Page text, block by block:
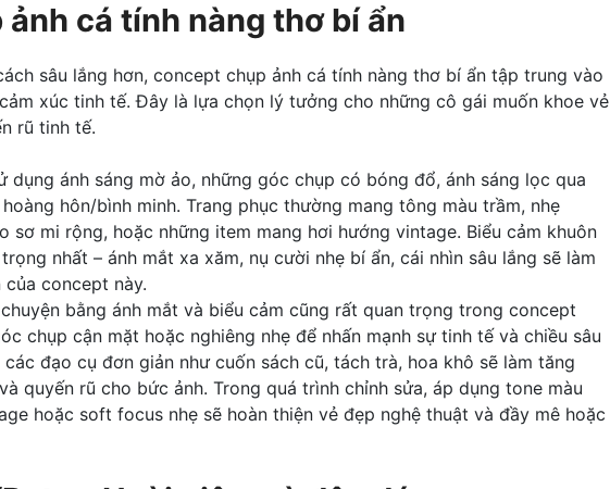
cá tính nàng thơ bí ẩn
sâu lắng hơn, concept chụp ảnh cá tính nàng thơ bí ẩn tập trung vào
xúc tinh tế. Đây là lựa chọn lý tưởng cho những cô gái muốn khoe vẻ
rũ tinh tế.
dụng ánh sáng mờ ảo, những góc chụp có bóng đổ, ánh sáng lọc qua
hôn/bình minh. Trang phục thường mang tông màu trầm, nhẹ
sơ mi rộng, hoặc những item mang hơi hướng vintage. Biểu cảm khuôn
nhất – ánh mắt xa xăm, nụ cười nhẹ bí ẩn, cái nhìn sâu lắng sẽ làm
concept này.
bằng ánh mắt và biểu cảm cũng rất quan trọng trong concept
chụp cận mặt hoặc nghiêng nhẹ để nhấn mạnh sự tinh tế và chiều sâu
đạo cụ đơn giản như cuốn sách cũ, tách trà, hoa khô sẽ làm tăng
quyến rũ cho bức ảnh. Trong quá trình chỉnh sửa, áp dụng tone màu
hoặc soft focus nhẹ sẽ hoàn thiện vẻ đẹp nghệ thuật và đầy mê hoặc